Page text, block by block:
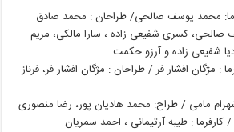
محمد یوسف صالحی/ طراحان : محمد صادق
کسری شفیعی زاده ، سارا مالکی، مریم
شفیعی زاده و آرزو حکمت
: مژگان افشار فر / طراحان : مژگان افشار فر، فرناز
مامی / طراح: محمد هادیان پور، رضا منصوری
: طیبه آرتیمانی ، احمد سمریان